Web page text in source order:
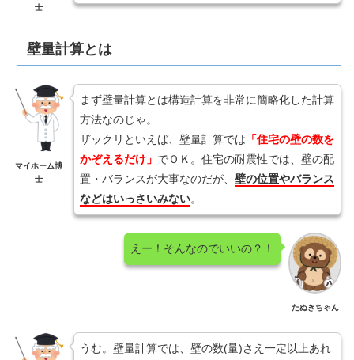
士
壁量計算とは
マイホーム博
士
まず壁量計算とは構造計算を非常に簡略化した計算
方法なのじゃ。
ザックリといえば、壁量計算では 「住宅の壁の数を
かぞえるだけ」 でＯＫ。住宅の耐震性では、壁の配
置・バランスが大事なのだが、 壁の位置やバランス
などはいっさいみない。
たぬきちゃん
えー！そんなのでいいの？！
うむ。壁量計算では、壁の数(量)さえ一定以上あれ